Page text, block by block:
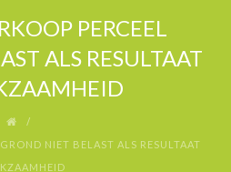
PERCEEL
ALS RESULTAAT
NIET BELAST ALS RESULTAAT